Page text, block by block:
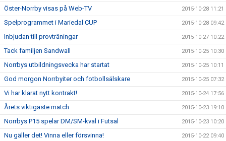
Öster-Norrby visas på Web-TV 2015-10-28 11:21
Spelprogrammet i Mariedal CUP 2015-10-28 09:42
Inbjudan till provträningar 2015-10-27 10:22
Tack familjen Sandwall 2015-10-25 10:30
Norrbys utbildningsvecka har startat 2015-10-25 10:11
God morgon Norrbyiter och fotbollsälskare 2015-10-25 07:32
Vi har klarat nytt kontrakt! 2015-10-24 17:56
Årets viktigaste match 2015-10-23 19:10
Norrbys P15 spelar DM/SM-kval i Futsal 2015-10-23 10:20
Nu gäller det! Vinna eller försvinna! 2015-10-22 09:40